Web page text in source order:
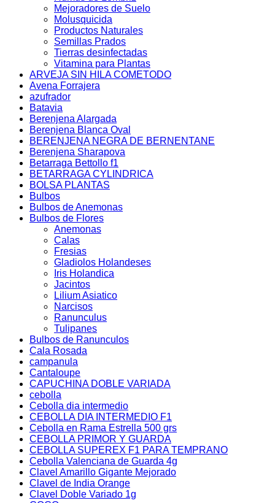
Mejoradores de Suelo
Molusquicida
Productos Naturales
Semillas Prados
Tierras desinfectadas
Vitamina para Plantas
ARVEJA SIN HILA COMETODO
Avena Forrajera
azufrador
Batavia
Berenjena Alargada
Berenjena Blanca Oval
BERENJENA NEGRA DE BERNENTANE
Berenjena Sharapova
Betarraga Bettollo f1
BETARRAGA CYLINDRICA
BOLSA PLANTAS
Bulbos
Bulbos de Anemonas
Bulbos de Flores
Anemonas
Calas
Fresias
Gladiolos Holandeses
Iris Holandica
Jacintos
Lilium Asiatico
Narcisos
Ranunculus
Tulipanes
Bulbos de Ranunculos
Cala Rosada
campanula
Cantaloupe
CAPUCHINA DOBLE VARIADA
cebolla
Cebolla dia intermedio
CEBOLLA DIA INTERMEDIO F1
Cebolla en Rama Estrella 500 grs
CEBOLLA PRIMOR Y GUARDA
CEBOLLA SUPEREX F1 PARA TEMPRANO
Cebolla Valenciana de Guarda 4g
Clavel Amarillo Gigante Mejorado
Clavel de India Orange
Clavel Doble Variado 1g